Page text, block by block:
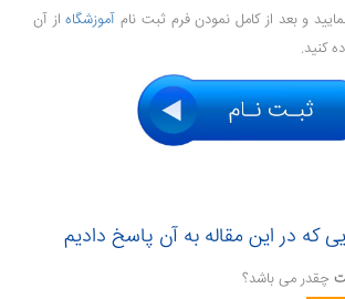
و بعد از کامل نمودن فرم ثبت نام آموزشگاهاز آن
کنید.
که در این مقاله به آن پاسخ دادیم
چقدر می باشد؟